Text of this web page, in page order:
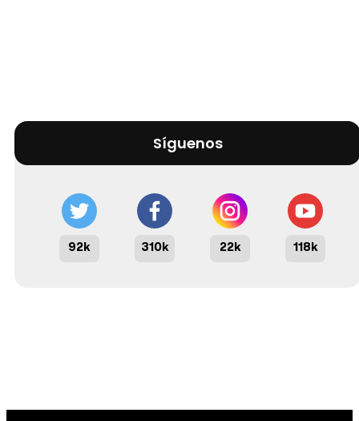
Síguenos
92k 310k 22k 118k